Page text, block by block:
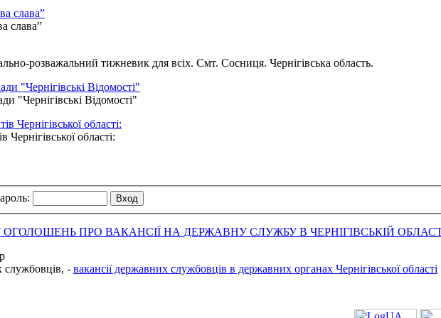
слава”
слава”
розважальний тижневик для всіх. Смт. Сосниця. Чернігівська область.
"Чернігівські Відомості"
"Чернігівські Відомості"
Чернігівської області:
області:
ПРО ВАКАНСІЇ НА ДЕРЖАВНУ СЛУЖБУ В ЧЕРНІГІВСЬКІЙ
службовців, - вакансії державних службовців в державних органах Чернігівської області